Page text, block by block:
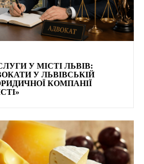
У МІСТІ ЛЬВІВ:
У ЛЬВІВСЬКІЙ
КОМПАНІЇ